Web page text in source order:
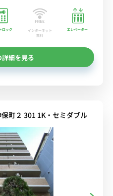
ロック
インターネット
無料
エレベーター
詳細を見る
町２ 301 1K・セミダブル